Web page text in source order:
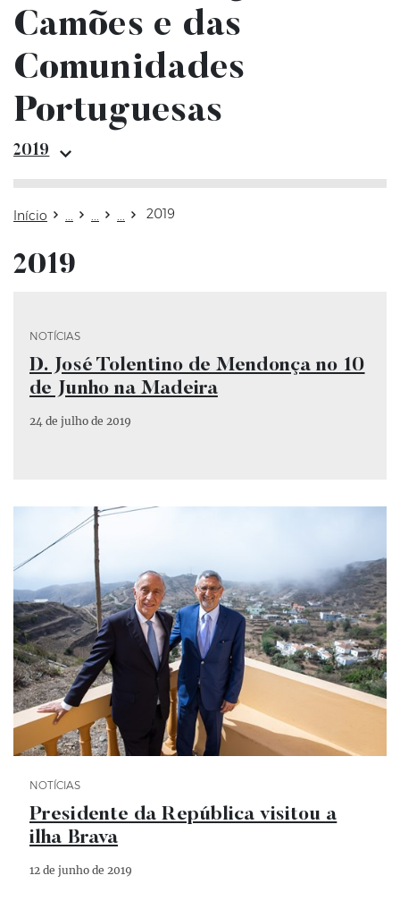
Camões e das
Comunidades
Portuguesas
2019
Início 2019
2019
Categoria Notícias
NOTÍCIAS
D. José Tolentino de Mendonça no 10
de Junho na Madeira
24 de julho de 2019
Categoria Notícias
NOTÍCIAS
Presidente da República visitou a
ilha Brava
12 de junho de 2019